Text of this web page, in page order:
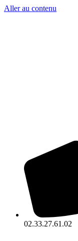
Aller au contenu
02.33.27.61.02